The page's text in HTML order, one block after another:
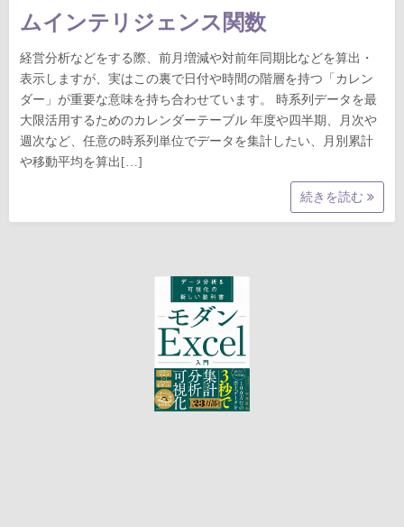
ムインテリジェンス関数
経営分析などをする際、前月増減や対前年同期比などを算出・
表示しますが、実はこの裏で日付や時間の階層を持つ「カレン
ダー」が重要な意味を持ち合わせています。 時系列データを最
大限活用するためのカレンダーテーブル 年度や四半期、月次や
週次など、任意の時系列単位でデータを集計したい、月別累計
や移動平均を算出[…]
続きを読む